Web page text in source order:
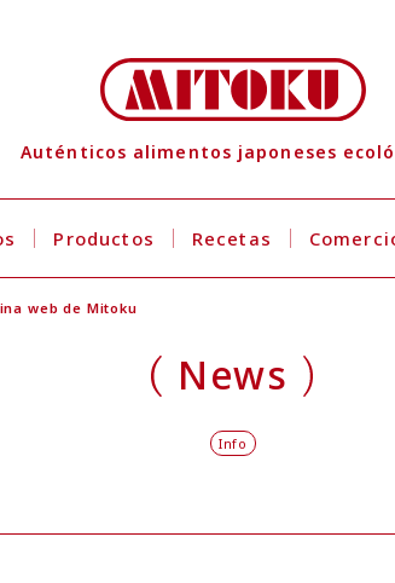
Auténticos alimentos japoneses
Productos Recetas
web de Mitoku
News
Info